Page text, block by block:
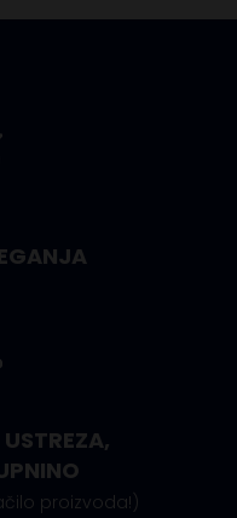
USTREZA,
proizvoda!)